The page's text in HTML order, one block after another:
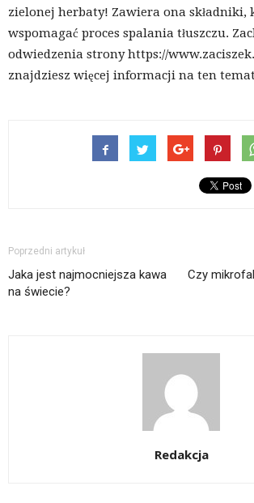
zielonej herbaty! Zawiera ona składniki,
wspomagać proces spalania tłuszczu.
odwiedzenia strony https://
znajdziesz więcej informacji na ten
Poprzedni artykuł
Jaka jest najmocniejsza kawa
na świecie?
Czy
Redakcja